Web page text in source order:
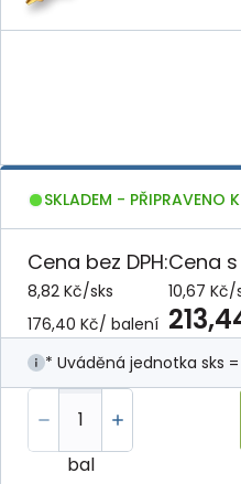
SKLADEM - PŘIPRAVENO
Cena bez DPH:
8,82 Kč/sks
176,40 Kč/ balení
Cena s
10,67 Kč/
* Uváděná jednotka sks =
bal